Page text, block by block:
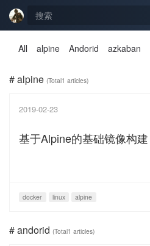
All
alpine Andorid azkaban
# alpine (Total1 articles)
2019-02-23
基于Alpine的基础镜像构建
docker linux alpine
# andorid (Total1 articles)